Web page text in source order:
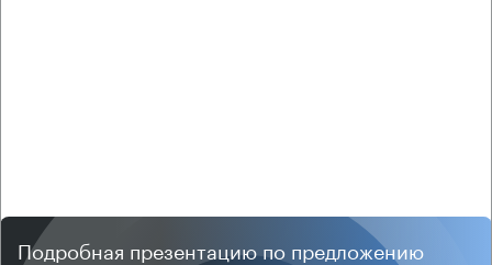
Подробная презентацию по предложению